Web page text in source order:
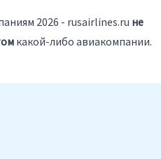
2026 - rusairlines.ru не
какой-либо авиакомпании.